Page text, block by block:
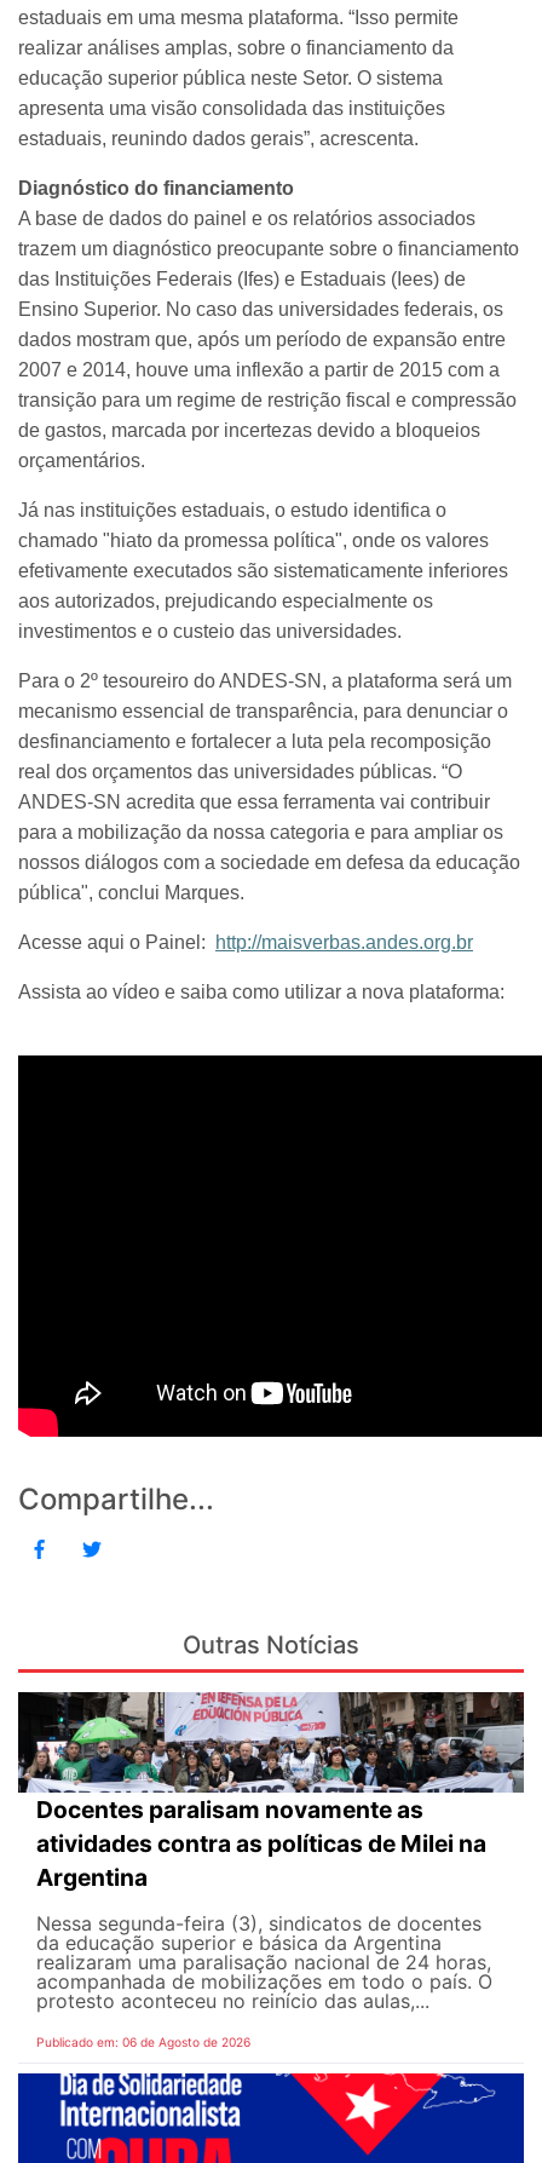
estaduais em uma mesma plataforma. “Isso permite
realizar análises amplas, sobre o financiamento da
educação superior pública neste Setor. O sistema
apresenta uma visão consolidada das instituições
estaduais, reunindo dados gerais”, acrescenta.
Diagnóstico do financiamento
A base de dados do painel e os relatórios associados
trazem um diagnóstico preocupante sobre o financiamento
das Instituições Federais (Ifes) e Estaduais (Iees) de
Ensino Superior. No caso das universidades federais, os
dados mostram que, após um período de expansão entre
2007 e 2014, houve uma inflexão a partir de 2015 com a
transição para um regime de restrição fiscal e compressão
de gastos, marcada por incertezas devido a bloqueios
orçamentários.
Já nas instituições estaduais, o estudo identifica o
chamado "hiato da promessa política", onde os valores
efetivamente executados são sistematicamente inferiores
aos autorizados, prejudicando especialmente os
investimentos e o custeio das universidades.
Para o 2º tesoureiro do ANDES-SN, a plataforma será um
mecanismo essencial de transparência, para denunciar o
desfinanciamento e fortalecer a luta pela recomposição
real dos orçamentos das universidades públicas. “O
ANDES-SN acredita que essa ferramenta vai contribuir
para a mobilização da nossa categoria e para ampliar os
nossos diálogos com a sociedade em defesa da educação
pública", conclui Marques.
Acesse aqui o Painel: http://maisverbas.andes.org.br
Assista ao vídeo e saiba como utilizar a nova plataforma:
Compartilhe...
Outras Notícias
Docentes paralisam novamente as
atividades contra as políticas de Milei na
Argentina
Nessa segunda-feira (3), sindicatos de docentes
da educação superior e básica da Argentina
realizaram uma paralisação nacional de 24 horas,
acompanhada de mobilizações em todo o país. O
protesto aconteceu no reinício das aulas,...
Publicado em: 06 de Agosto de 2026